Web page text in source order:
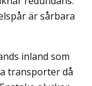
är sårbara
inland som
transporter då